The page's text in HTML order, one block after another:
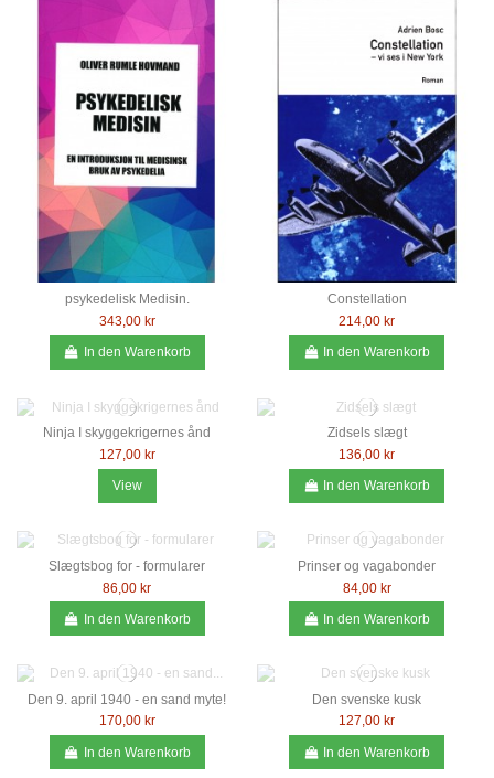
psykedelisk Medisin.
343,00 kr
In den Warenkorb
Constellation
214,00 kr
In den Warenkorb
Ninja I skyggekrigernes ånd
127,00 kr
View
Zidsels slægt
136,00 kr
In den Warenkorb
Slægtsbog for - formularer
86,00 kr
In den Warenkorb
Prinser og vagabonder
84,00 kr
In den Warenkorb
Den 9. april 1940 - en sand myte!
170,00 kr
In den Warenkorb
Den svenske kusk
127,00 kr
In den Warenkorb